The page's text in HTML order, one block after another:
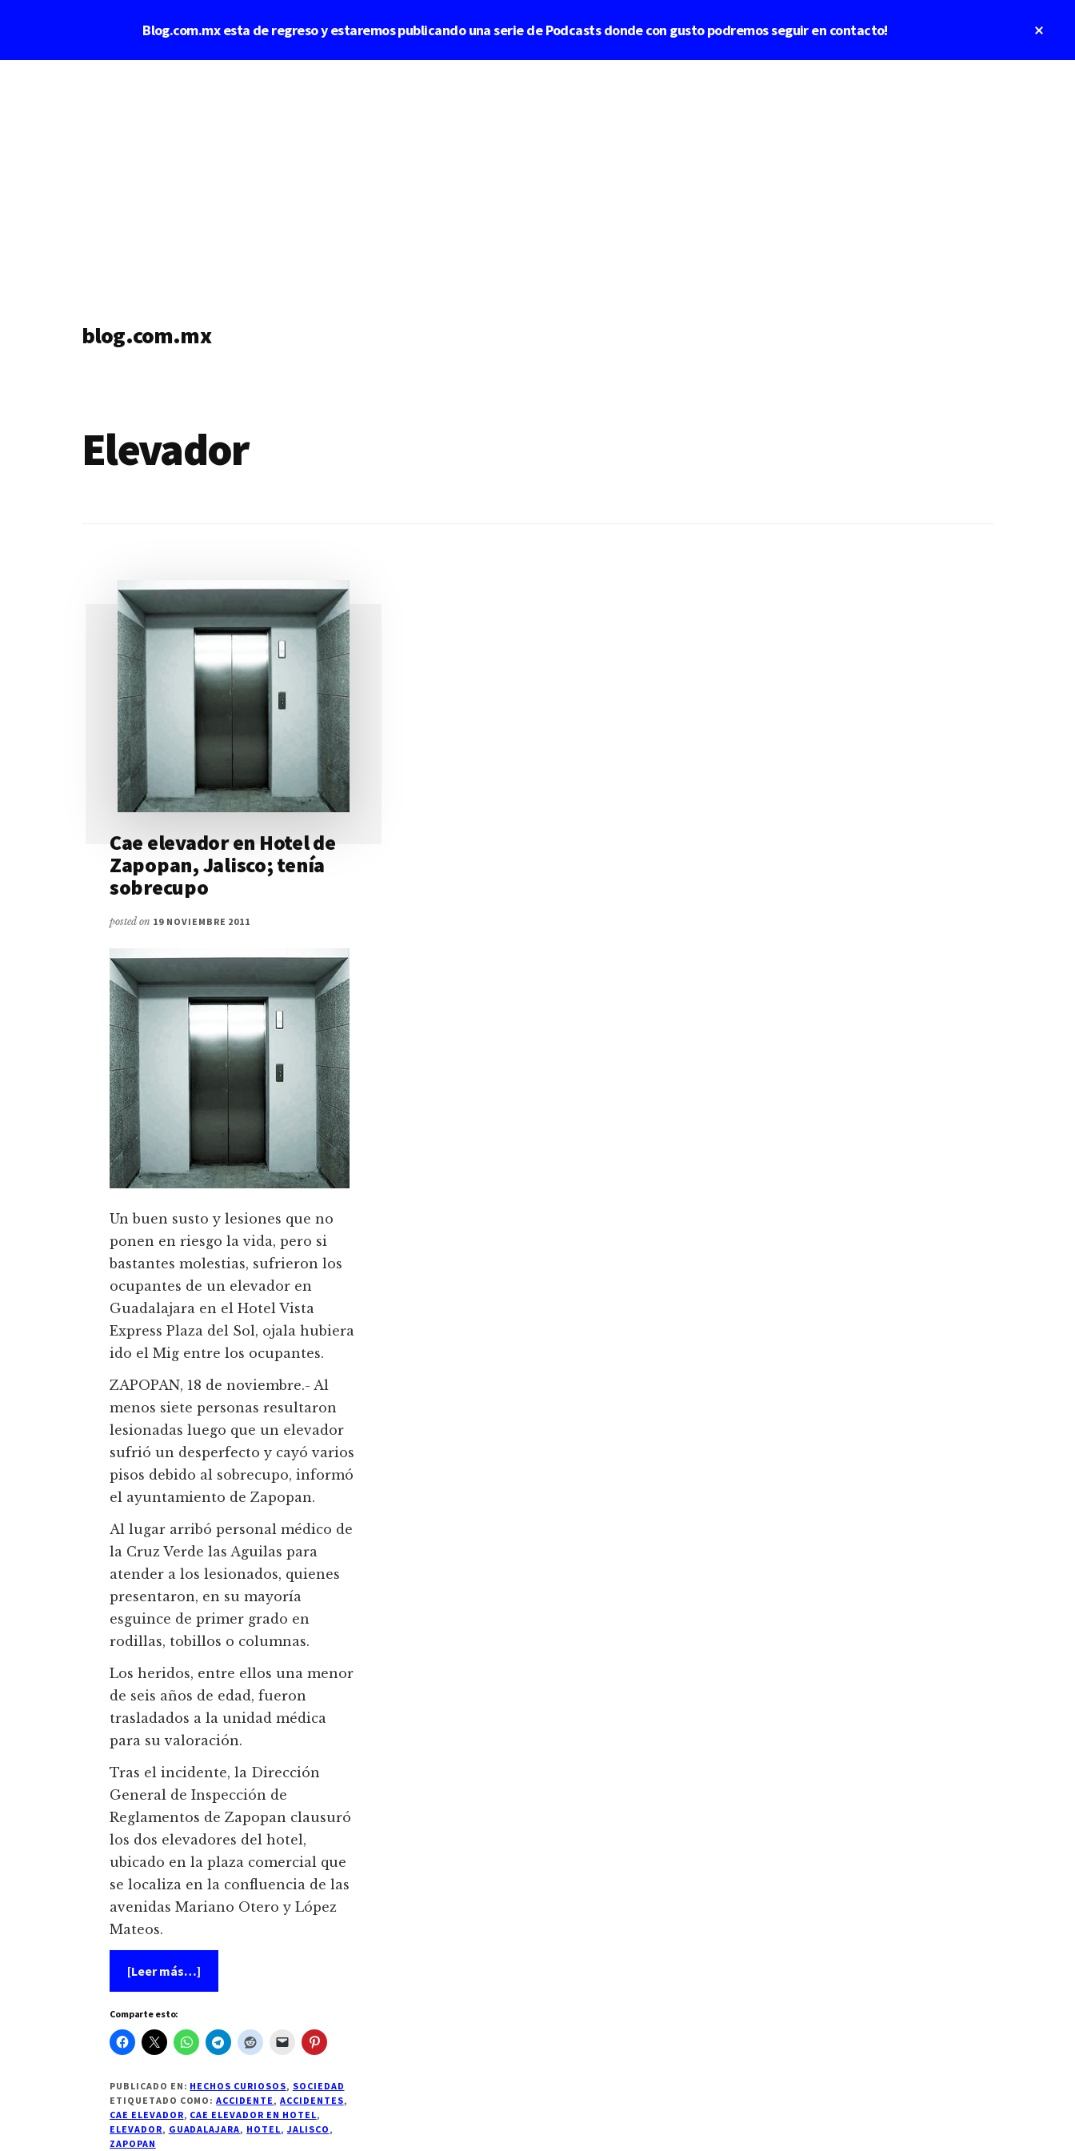
Blog.com.mx esta de regreso y estaremos publicando una serie de Podcasts donde con gusto podremos seguir en contacto!
blog.com.mx
Elevador
Cae elevador en Hotel de
Zapopan, Jalisco; tenía
sobrecupo
posted on 19 NOVIEMBRE 2011
Un buen susto y lesiones que no
ponen en riesgo la vida, pero si
bastantes molestias, sufrieron los
ocupantes de un elevador en
Guadalajara en el Hotel Vista
Express Plaza del Sol, ojala hubiera
ido el Mig entre los ocupantes.
ZAPOPAN, 18 de noviembre.- Al
menos siete personas resultaron
lesionadas luego que un elevador
sufrió un desperfecto y cayó varios
pisos debido al sobrecupo, informó
el ayuntamiento de Zapopan.
Al lugar arribó personal médico de
la Cruz Verde las Aguilas para
atender a los lesionados, quienes
presentaron, en su mayoría
esguince de primer grado en
rodillas, tobillos o columnas.
Los heridos, entre ellos una menor
de seis años de edad, fueron
trasladados a la unidad médica
para su valoración.
Tras el incidente, la Dirección
General de Inspección de
Reglamentos de Zapopan clausuró
los dos elevadores del hotel,
ubicado en la plaza comercial que
se localiza en la confluencia de las
avenidas Mariano Otero y López
Mateos.
[Leer más…]
Cae
Hotel
de
Zapopan,
tenía
sobrecupo
Comparte esto:
PUBLICADO EN: HECHOS CURIOSOS, SOCIEDAD
ETIQUETADO COMO:ACCIDENTE, ACCIDENTES,
CAE ELEVADOR, CAE ELEVADOR EN HOTEL,
ELEVADOR, GUADALAJARA, HOTEL, JALISCO,
ZAPOPAN